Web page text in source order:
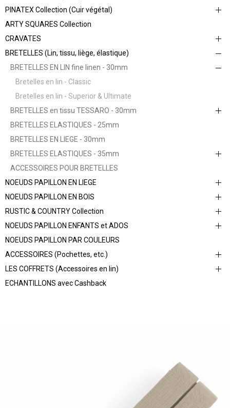
PINATEX Collection (Cuir végétal)
ARTY SQUARES Collection
CRAVATES
BRETELLES (Lin, tissu, liège, élastique)
BRETELLES EN LIN fine linen - 30mm
Bretelles en lin - Classic
Bretelles en lin - Superior & Ultimate
BRETELLES en tissu TESSARO - 30mm
BRETELLES ELASTIQUES - 25mm
BRETELLES EN LIEGE - 30mm
BRETELLES ELASTIQUES - 35mm
ACCESSOIRES POUR BRETELLES
NOEUDS PAPILLON EN LIEGE
NOEUDS PAPILLON EN BOIS
RUSTIC & COUNTRY Collection
NOEUDS PAPILLON ENFANTS et ADOS
NOEUDS PAPILLON PAR COULEURS
ACCESSOIRES (Pochettes, etc.)
LES COFFRETS (Accessoires en lin)
ECHANTILLONS avec Cashback